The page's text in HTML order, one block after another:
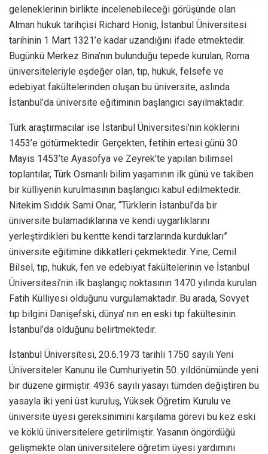
geleneklerinin birlikte incelenebileceği görüşünde olan
Alman hukuk tarihçisi Richard Honig, İstanbul Üniversitesi
tarihinin 1 Mart 1321’e kadar uzandığını ifade etmektedir.
Bugünkü Merkez Bina’nın bulunduğu tepede kurulan, Roma
üniversiteleriyle eşdeğer olan, tıp, hukuk, felsefe ve
edebiyat fakültelerinden oluşan bu üniversite, aslında
İstanbul’da üniversite eğitiminin başlangıcı sayılmaktadır.
Türk araştırmacılar ise İstanbul Üniversitesi’nin köklerini
1453’e götürmektedir. Gerçekten, fetihin ertesi günü 30
Mayıs 1453’te Ayasofya ve Zeyrek’te yapılan bilimsel
toplantılar, Türk Osmanlı bilim yaşamının ilk günü ve takiben
bir külliyenin kurulmasının başlangıcı kabul edilmektedir.
Nitekim Sıddık Sami Onar, “Türklerin İstanbul’da bir
üniversite bulamadıklarına ve kendi uygarlıklarını
yerleştirdikleri bu kentte kendi tarzlarında kurdukları”
üniversite eğitimine dikkatleri çekmektedir. Yine, Cemil
Bilsel, tıp, hukuk, fen ve edebiyat fakültelerinin ve İstanbul
Üniversitesi’nin ilk başlangıç noktasının 1470 yılında kurulan
Fatih Külliyesi olduğunu vurgulamaktadır. Bu arada, Sovyet
tıp bilgini Danişefski, dünya’ nın en eski tıp fakültesinin
İstanbul’da olduğunu belirtmektedir.
İstanbul Üniversitesi, 20.6.1973 tarihli 1750 sayılı Yeni
Üniversiteler Kanunu ile Cumhuriyetin 50. yıldönümünde yeni
bir düzene girmiştir. 4936 sayılı yasayı tümden değiştiren bu
yasayla iki yeni üst kuruluş, Yüksek Öğretim Kurulu ve
üniversite üyesi gereksinimini karşılama görevi bu kez eski
ve köklü üniversitelere getirilmiştir. Yasanın öngördüğü
gelişmekte olan üniversitelere öğretim üyesi yardımını